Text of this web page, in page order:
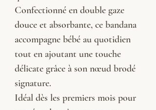
Confectionné en double gaze
douce et absorbante, ce bandana
accompagne bébé au quotidien
tout en ajoutant une touche
délicate grâce à son nœud brodé
signature.
Idéal dès les premiers mois pour